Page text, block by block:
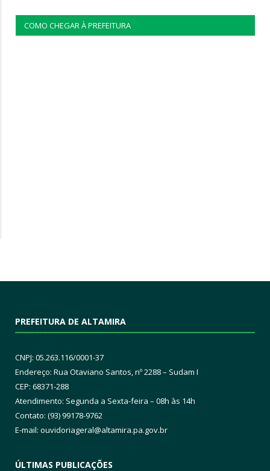
COMO CHEGAR À PREFEITURA
PREFEITURA DE ALTAMIRA
CNPJ: 05.263.116/0001-37
Endereço: Rua Otaviano Santos, nº 2288 – Sudam I
CEP: 68371-288
Atendimento: Segunda a Sexta-feira – 08h às 14h
Contato: (93) 99178-9762
E-mail: ouvidoriageral@altamira.pa.gov.br
ÚLTIMAS PUBLICAÇÕES